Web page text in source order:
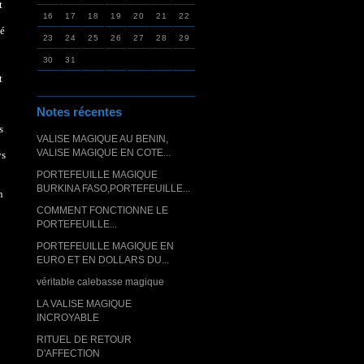
16 17 18 19 20 21 22
23 24 25 26 27 28 29
30 31
Notes récentes
VALISE MAGIQUE AU BENIN,
VALISE MAGIQUE EN COTE...
PORTEFEUILLE MAGIQUE
BURKINA FASO,PORTEFEUILLE...
COMMENT FONCTIONNE LE
PORTEFEUILLE...
PORTEFEUILLE MAGIQUE EN
EURO ET EN DOLLARS DU...
véritable calebasse magique
LA VALISE MAGIQUE
INCROYABLE
RITUEL DE RETOUR
D'AFFECTION